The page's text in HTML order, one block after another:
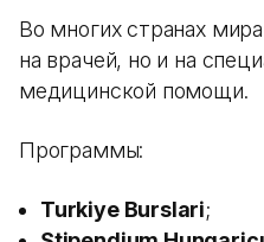
Во многих странах
на врачей, но и на
медицинской помощи.
Программы:
Turkiye Burslari;